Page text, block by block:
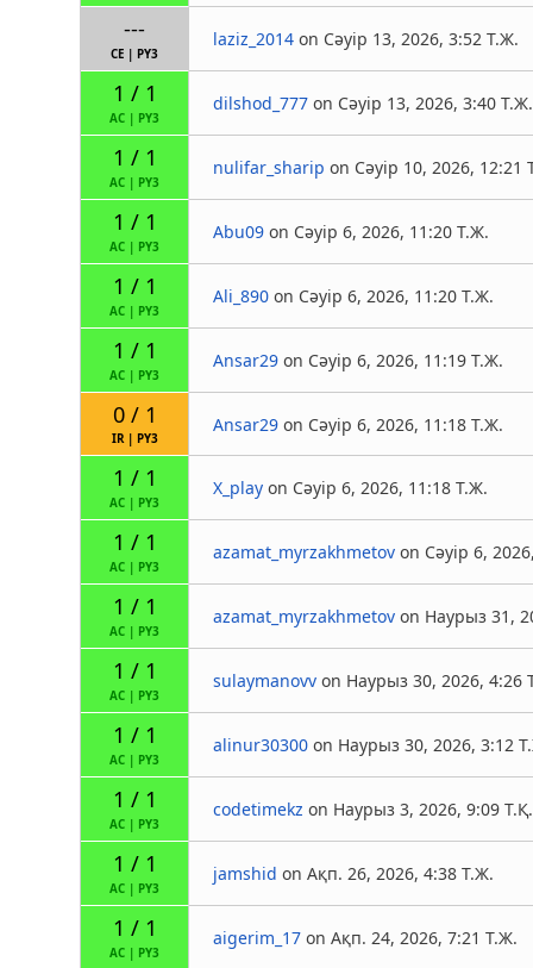
---
CE PY3
laziz_2014 on Сәуір 13, 2026, 3:52 Т.Ж.
1 / 1
AC | PY3
dilshod_777 on Сәуір 13, 2026, 3:40 Т.Ж.
1 / 1
AC | PY3
nulifar_sharip on Сәуір 10, 2026, 12:21
1 / 1
AC | PY3
Abu09 on Сәуір 6, 2026, 11:20 Т.Ж.
1 / 1
AC | PY3
Ali_890 on Сәуір 6, 2026, 11:20 Т.Ж.
1 / 1
AC | PY3
Ansar29 on Сәуір 6, 2026, 11:19 Т.Ж.
0 / 1
IR| PY3
Ansar29 on Сәуір 6, 2026, 11:18 Т.Ж.
1 / 1
AC PY3
X_play on Сәуір 6, 2026, 11:18 Т.Ж.
1 / 1
AC PY3
azamat_myrzakhmetov on Сәуір 6,
1 / 1
AC PY3
azamat_myrzakhmetov on Наурыз 31,
1 / 1
AC | PY3
sulaymanovv on Наурыз 30, 2026, 4:26
1 / 1
AC | PY3
alinur30300 on Наурыз 30, 2026, 3:12
1 / 1
AC | PY3
codetimekz on Наурыз 3, 2026, 9:09 Т.Қ.
1 / 1
AC | PY3
jamshid on Ақп. 26, 2026, 4:38 Т.Ж.
1 / 1
AC | PY3
aigerim_17 on Ақп. 24, 2026, 7:21 Т.Ж.